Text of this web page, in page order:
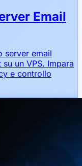
Email
server email
un VPS. Impara
e controllo